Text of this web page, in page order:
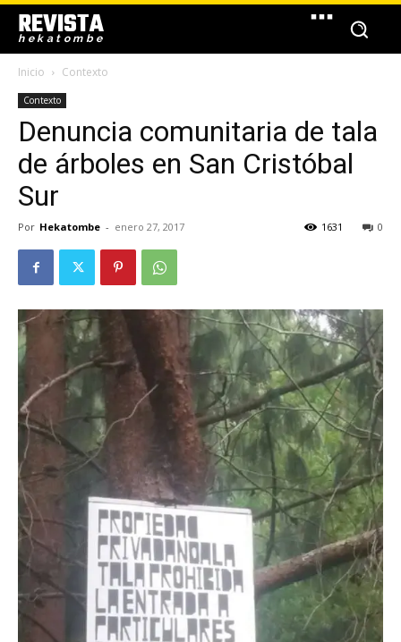
REVISTA
hekatombe
Inicio Contexto
Contexto
Denuncia comunitaria de tala
de árboles en San Cristóbal
Sur
Por Hekatombe - enero 27, 2017 0
1631